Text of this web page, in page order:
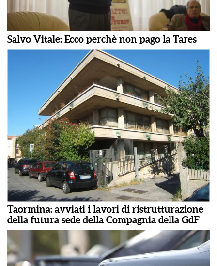
Salvo Vitale: Ecco perchè non pago la Tares
Taormina: avviati i lavori di ristrutturazione
della futura sede della Compagnia della GdF